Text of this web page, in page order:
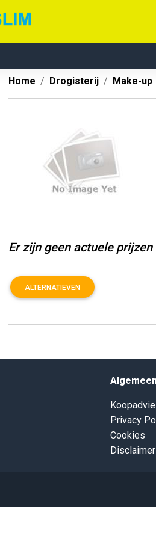
Home Drogisterij Make-up
Er zijn geen actuele
ALTERNATIEVEN
Privacy
Cookies
Disclaimer